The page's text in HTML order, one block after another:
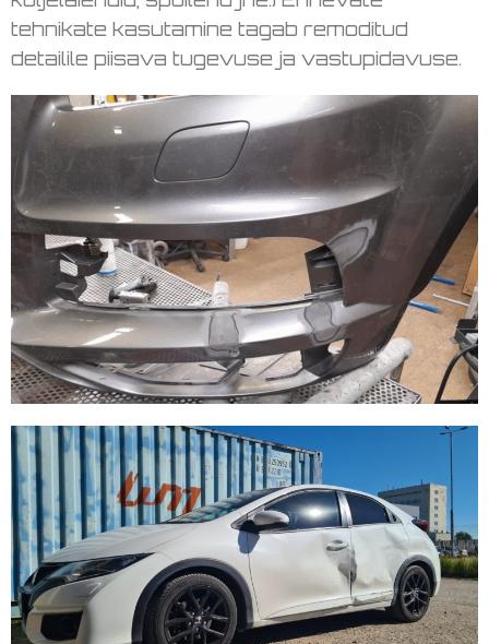
tehnikate kasutamine tagab remoditud
detailile piisava tugevuse ja vastupidavuse.